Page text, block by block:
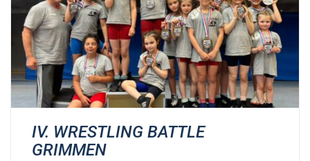
IV. WRESTLING BATTLE
GRIMMEN